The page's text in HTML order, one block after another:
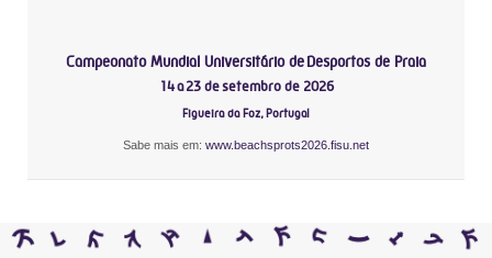
Campeonato Mundial Universitário de Desportos de Praia
14 a 23 de setembro de 2026
Figueira da Foz, Portugal
Sabe mais em: www.beachsprots2026.fisu.net